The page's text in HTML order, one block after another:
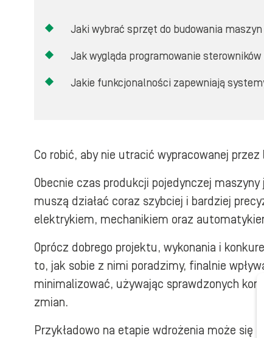
Jaki wybrać sprzęt do budowania maszyn
Jak wygląda programowanie sterowników
Jakie funkcjonalności zapewniają
Co robić, aby nie utracić wypracowanej
Obecnie czas produkcji pojedynczej
muszą działać coraz szybciej i bardziej
elektrykiem, mechanikiem oraz
Oprócz dobrego projektu, wykonania i
to, jak sobie z nimi poradzimy, finalnie
minimalizować, używając sprawdzonych
zmian.
Przykładowo na etapie wdrożenia może